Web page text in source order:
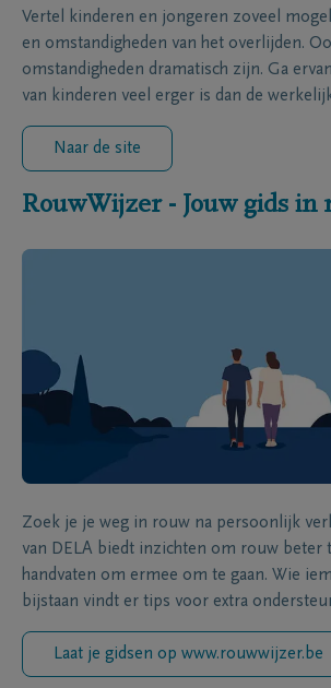
Vertel kinderen en jongeren zoveel
en omstandigheden van het overlijden.
omstandigheden dramatisch zijn. Ga
van kinderen veel erger is dan de
Naar de site
RouwWijzer - Jouw gids in
Zoek je je weg in rouw na persoonlijk
van DELA biedt inzichten om rouw beter
handvaten om ermee om te gaan. Wie
bijstaan vindt er tips voor extra
Laat je gidsen op www.rouwwijzer.be